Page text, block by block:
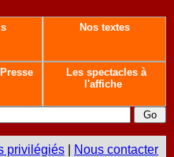
Nos textes
Les spectacles à
l'affiche
privilégiés Nous contacter